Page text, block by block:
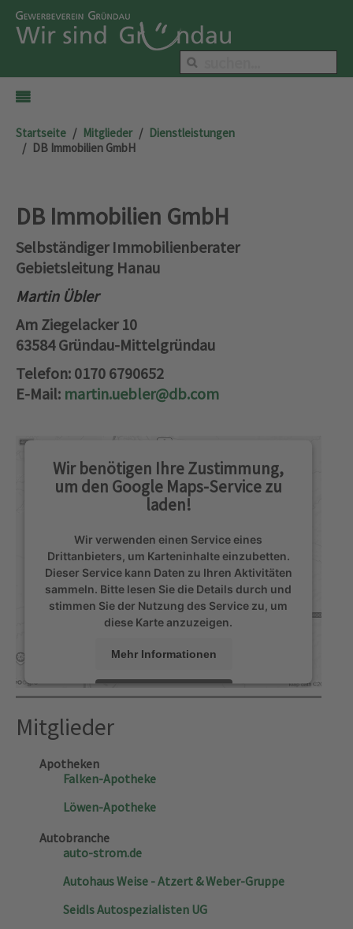
Startseite Mitglieder
Dienstleistungen
DB Immobilien GmbH
DB Immobilien GmbH
Selbständiger Immobilienberater
Gebietsleitung Hanau
Martin Übler
Am Ziegelacker 10
63584 Gründau-Mittelgründau
Telefon: 0170 6790652
E-Mail: martin.uebler@db.com
Wir benötigen Ihre Zustimmung,
um den Google Maps-Service zu
laden!
Wir verwenden einen Service eines
Drittanbieters, um Karteninhalte einzubetten.
Dieser Service kann Daten zu Ihren Aktivitäten
sammeln. Bitte lesen Sie die Details durch und
stimmen Sie der Nutzung des Service zu, um
diese Karte anzuzeigen.
Mehr Informationen
Akzeptieren
powered by
Mitglieder
Apotheken
Falken-Apotheke
Löwen-Apotheke
Autobranche
auto-strom.de
Autohaus Weise - Atzert & Weber-Gruppe
Seidls Autospezialisten UG